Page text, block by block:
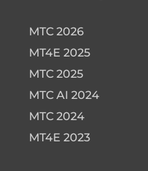
MTC 2026
MT4E 2025
MTC 2025
MTC AI 2024
MTC 2024
MT4E 2023